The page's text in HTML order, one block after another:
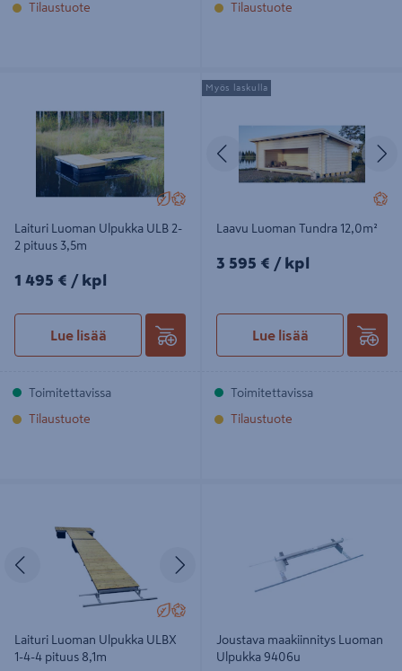
Tilaustuote Tilaustuote
Laituri Luoman Ulpukka ULB 2-
2 pituus 3,5m
1495€/kpl
1 495 € / kpl
Lue lisää
Toimitettavissa
Tilaustuote
Laavu Luoman Tundra 12,0m²
Edellinen
Laavu Luoman Tundra 12,0m²
3595€/kpl
3 595 € / kpl
Lue lisää
Myös laskulla
Toimitettavissa
Tilaustuote
Edellinen
Laituri Luoman Ulpukka ULBX
1-4-4 pituus 8,1m
Joustava maakiinnitys Luoman
Ulpukka 9406u